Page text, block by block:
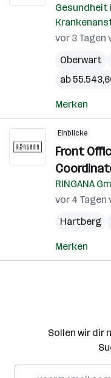
Gesundheit
vor 3
Oberwart
ab
Merken
Einblicke
Front
RINGANA
vor 4
Hartberg
Merken
Sollen wir dir